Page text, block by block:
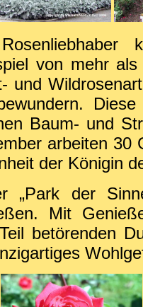
von mehr
und
Baum- und
arbeiten 30
der Königin
„Park der
Mit
betörenden